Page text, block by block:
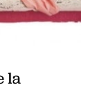
la